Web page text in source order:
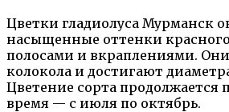
Цветки гладиолуса Мурманск
насыщенные оттенки
полосами и вкраплениями.
колокола и достигают
Цветение сорта продолжается
время — с июля по октябрь.